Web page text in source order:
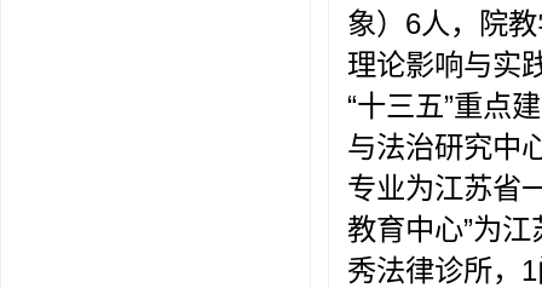
象）6人，院
理论影响与实
“十三五”重点
与法治研究中
专业为江苏省
教育中心”为
秀法律诊所，